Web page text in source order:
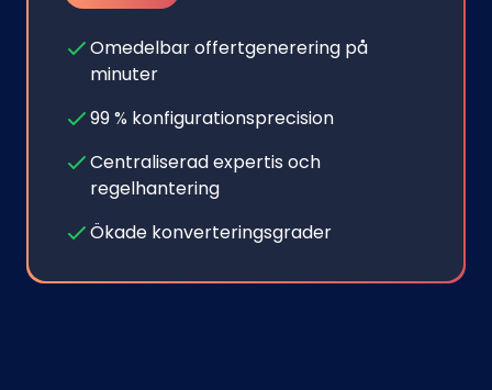
Omedelbar offertgenerering på
minuter
99 % konfigurationsprecision
Centraliserad expertis och
regelhantering
Ökade konverteringsgrader